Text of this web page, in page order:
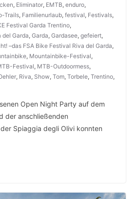
, Eliminator, EMTB, enduro,
Trails, Familienurlaub, festival, Festivals,
Festival Garda Trentino,
del Garda, Garda, Gardasee, gefeiert,
–das FSA Bike Festival Riva del Garda,
, Mountainbike-Festival,
Festival, MTB-Outdoormess,
, Riva, Show, Tom, Torbele, Trentino,
Open Night Party auf dem
der anschließenden
Spiaggia degli Olivi konnten